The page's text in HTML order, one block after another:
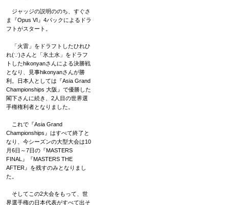
ジャッジの説明ののち、すぐさ
ま『Opus VI』4パックによるドラ
フトがスタート。
「火雷」をドラフトしたひれひ
れ(∵)さんと「氷土水」をドラフ
トしたhikonyanさんによる決勝戦
となり、見事hikonyanさんが勝
利。日本人としては『Asia Grand
Championships 大阪』で優勝した
閣下さんに続き、2人目の世界選
手権権利者となりました。
これで『Asia Grand
Championships』はすべて終了と
なり、今シーズンの大型大会は10
月6日～7日の『MASTERS
FINAL』『MASTERS THE
AFTER』を残すのみとなりまし
た。
そしてこの2大会をもって、世
界選手権の日本代表がすべて出そ